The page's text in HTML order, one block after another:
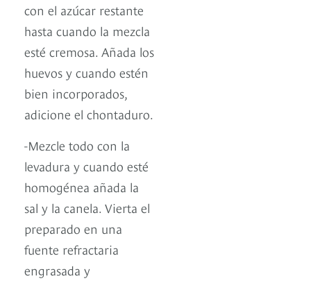
con el azúcar restante
hasta cuando la mezcla
esté cremosa. Añada los
huevos y cuando estén
bien incorporados,
adicione el chontaduro.
-Mezcle todo con la
levadura y cuando esté
homogénea añada la
sal y la canela. Vierta el
preparado en una
fuente refractaria
engrasada y